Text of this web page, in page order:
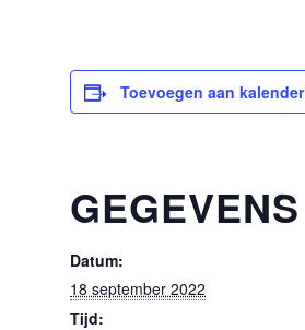
Toevoegen aan kalender
GEGEVENS
Datum:
18 september 2022
Tijd: